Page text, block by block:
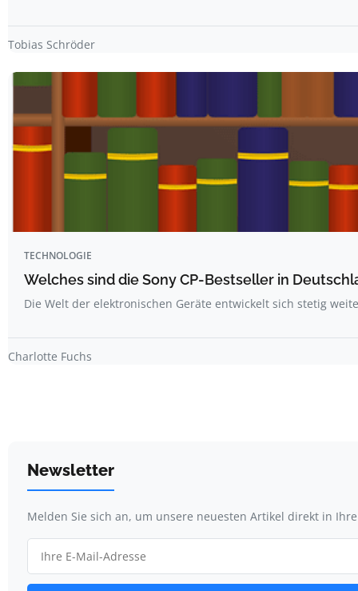
Tobias Schröder
TECHNOLOGIE
Welches sind die Sony CP-Bestseller in
Die Welt der elektronischen Geräte entwickelt sich stetig
Charlotte Fuchs
Newsletter
Melden Sie sich an, um unsere neuesten Artikel direkt in